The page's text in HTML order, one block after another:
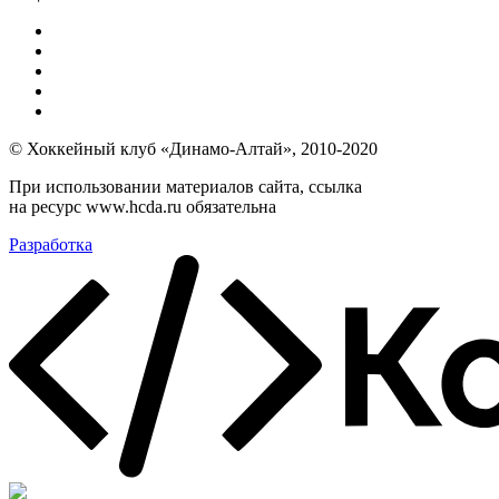
© Хоккейный клуб «Динамо-Алтай», 2010-2020
При использовании материалов сайта, ссылка
на ресурс www.hcda.ru обязательна
Разработка